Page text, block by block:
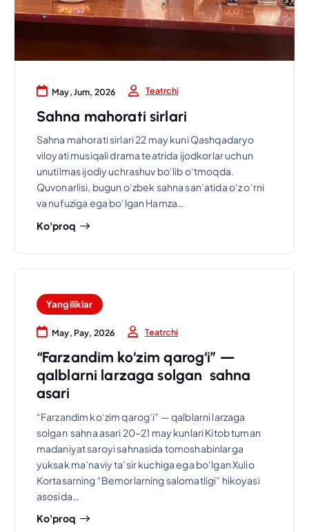
May, Jum, 2026 Teatrchi
Sahna mahorati sirlari
Sahna mahorati sirlari 22 may kuni Qashqadaryo
viloyati musiqali drama teatrida ijodkorlar uchun
unutilmas ijodiy uchrashuv bo‘lib o‘tmoqda.
Quvonarlisi, bugun o‘zbek sahna san’atida o‘z o‘rni
va nufuziga ega bo‘lgan Hamza…
Ko'proq
Yangiliklar
May, Pay, 2026 Teatrchi
“Farzandim ko‘zim qarog‘i” —
qalblarni larzaga solgan sahna
asari
“Farzandim ko‘zim qarog‘i” — qalblarni larzaga
solgan sahna asari 20–21 may kunlari Kitob tuman
madaniyat saroyi sahnasida tomoshabinlarga
yuksak ma’naviy ta’sir kuchiga ega bo‘lgan Xulio
Kortasarning “Bemorlarning salomatligi” hikoyasi
asosida…
Ko'proq